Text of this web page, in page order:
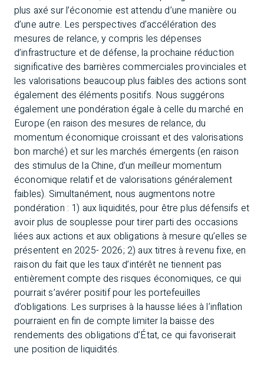
plus axé sur l’économie est attendu d’une manière ou
d’une autre. Les perspectives d’accélération des
mesures de relance, y compris les dépenses
d’infrastructure et de défense, la prochaine réduction
significative des barrières commerciales provinciales et
les valorisations beaucoup plus faibles des actions sont
également des éléments positifs. Nous suggérons
également une pondération égale à celle du marché en
Europe (en raison des mesures de relance, du
momentum économique croissant et des valorisations
bon marché) et sur les marchés émergents (en raison
des stimulus de la Chine, d’un meilleur momentum
économique relatif et de valorisations généralement
faibles). Simultanément, nous augmentons notre
pondération : 1) aux liquidités, pour être plus défensifs et
avoir plus de souplesse pour tirer parti des occasions
liées aux actions et aux obligations à mesure qu’elles se
présentent en 2025- 2026; 2) aux titres à revenu fixe, en
raison du fait que les taux d’intérêt ne tiennent pas
entièrement compte des risques économiques, ce qui
pourrait s’avérer positif pour les portefeuilles
d’obligations. Les surprises à la hausse liées à l’inflation
pourraient en fin de compte limiter la baisse des
rendements des obligations d’État, ce qui favoriserait
une position de liquidités.